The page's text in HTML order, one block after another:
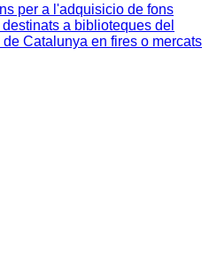
per a l'adquisicio de fons
a biblioteques del
Catalunya en fires o mercats